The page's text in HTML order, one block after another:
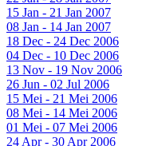
15 Jan - 21 Jan 2007
08 Jan - 14 Jan 2007
18 Dec - 24 Dec 2006
04 Dec - 10 Dec 2006
13 Nov - 19 Nov 2006
26 Jun - 02 Jul 2006
15 Mei - 21 Mei 2006
08 Mei - 14 Mei 2006
01 Mei - 07 Mei 2006
24 Apr - 30 Apr 2006